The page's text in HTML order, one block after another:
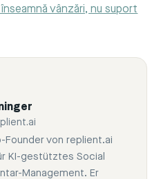
vânzări, nu suport
Founder von replient.ai
KI-gestütztes Social
Management. Er